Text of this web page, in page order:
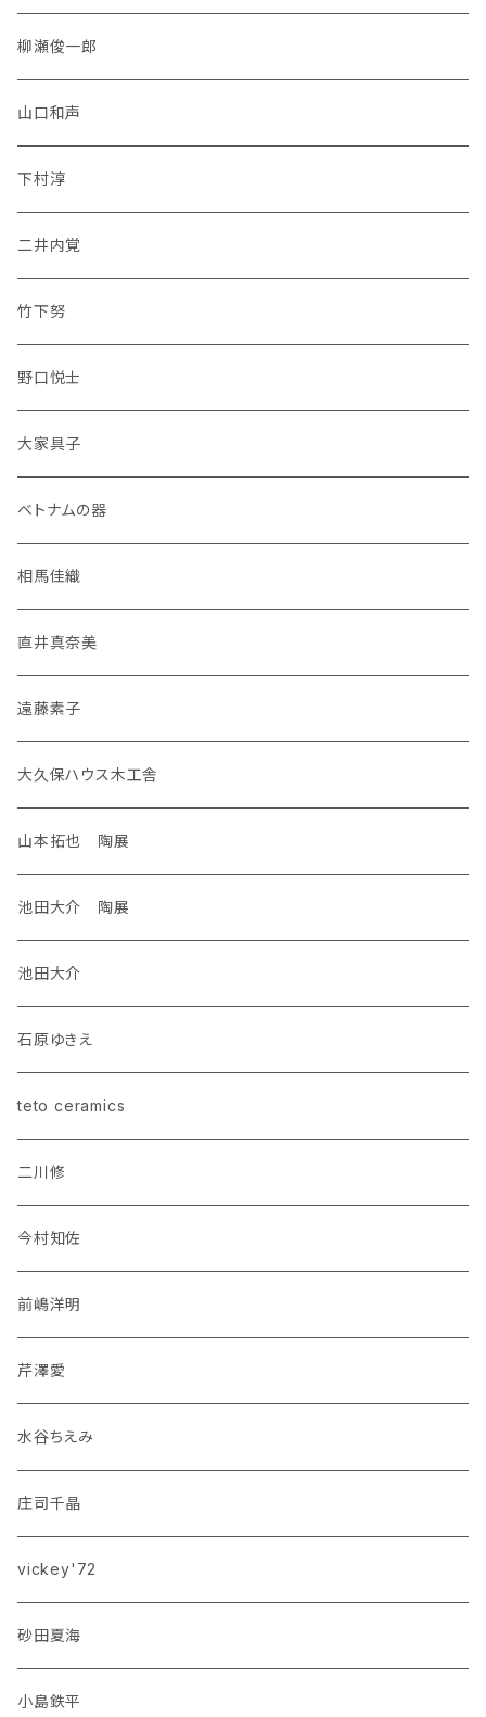
柳瀬俊一郎
山口和声
下村淳
二井内覚
竹下努
野口悦士
大家具子
ベトナムの器
相馬佳織
直井真奈美
遠藤素子
大久保ハウス木工舎
山本拓也 陶展
池田大介 陶展
池田大介
石原ゆきえ
teto ceramics
二川修
今村知佐
前嶋洋明
芹澤愛
水谷ちえみ
庄司千晶
vickey'72
砂田夏海
小島鉄平